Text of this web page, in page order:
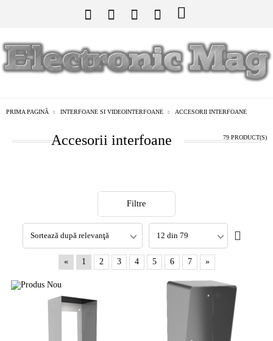
PRIMA PAGINĂ INTERFOANE SI VIDEOINTERFOANE ACCESORII INTERFOANE
79 PRODUCT(S)
Accesorii interfoane
Filtre
« 1 2 3 4 5 6 7 »